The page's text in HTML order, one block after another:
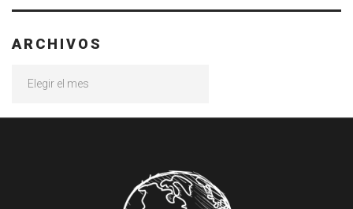
ARCHIVOS